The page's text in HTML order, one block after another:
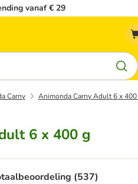
vanaf € 29
Carny Animonda Carny Adult 6 x
6 x 400 g
(537)